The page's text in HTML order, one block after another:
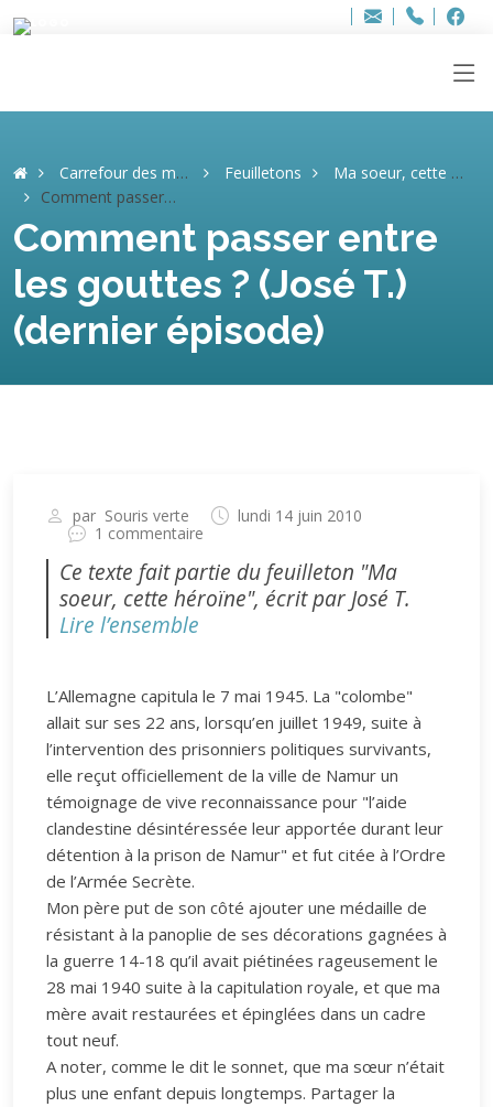
Adresse
info..hâthe..
Tel.
Tel.
Carrefour des mémoires Feuilletons
Ma soeur, cette héroïne (José T.)
Comment passer entre les gouttes ? (José T.) (dernier épisode)
Comment passer entre
les gouttes ? (José T.)
(dernier épisode)
par Souris verte
lundi 14 juin 2010
1 commentaire
Ce texte fait partie du feuilleton "Ma
soeur, cette héroïne", écrit par José T.
Lire l’ensemble
L’Allemagne capitula le 7 mai 1945. La "colombe"
allait sur ses 22 ans, lorsqu’en juillet 1949, suite à
l’intervention des prisonniers politiques survivants,
elle reçut officiellement de la ville de Namur un
témoignage de vive reconnaissance pour "l’aide
clandestine désintéressée leur apportée durant leur
détention à la prison de Namur" et fut citée à l’Ordre
de l’Armée Secrète.
Mon père put de son côté ajouter une médaille de
résistant à la panoplie de ses décorations gagnées à
la guerre 14-18 qu’il avait piétinées rageusement le
28 mai 1940 suite à la capitulation royale, et que ma
mère avait restaurées et épinglées dans un cadre
tout neuf.
A noter, comme le dit le sonnet, que ma sœur n’était
plus une enfant depuis longtemps. Partager la